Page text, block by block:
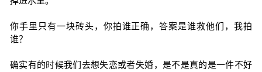
你手里只有一块砖头，你拍谁正确，答案是谁救他们，我拍
谁？
确实有的时候我们去想失恋或者失婚，是不是真的是一件不好